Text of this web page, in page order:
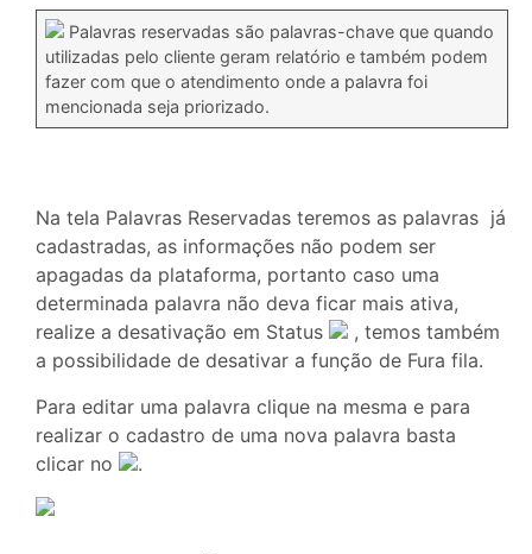
Palavras reservadas são palavras-chave que quando
utilizadas pelo cliente geram relatório e também podem
fazer com que o atendimento onde a palavra foi
mencionada seja priorizado.
Na tela Palavras Reservadas teremos as palavras já
cadastradas, as informações não podem ser
apagadas da plataforma, portanto caso uma
determinada palavra não deva ficar mais ativa,
realize a desativação em Status
, temos também
a possibilidade de desativar a função de Fura fila.
Para editar uma palavra clique na mesma e para
realizar o cadastro de uma nova palavra basta
clicar no
.